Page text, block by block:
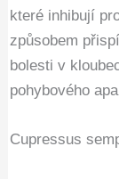
které inhibují
způsobem
bolesti v
pohybového
Cupressus